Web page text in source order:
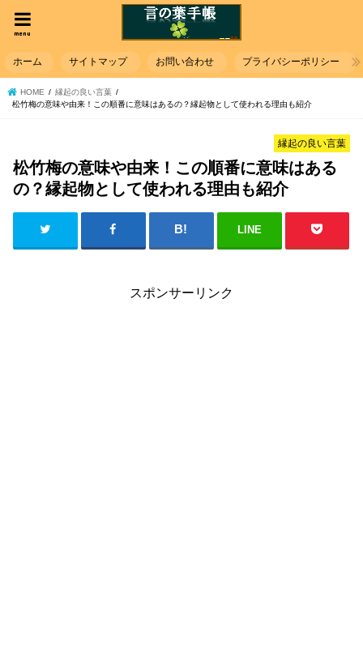
menu
ホーム サイトマップ お問い合わせ プライバシーポリシー
HOME
縁起の良い言葉
松竹梅の意味や由来！この順番に意味はあるの？縁起物として使われる理由も紹介
縁起の良い言葉
松竹梅の意味や由来！この順番に意味はある
の？縁起物として使われる理由も紹介
LINE
スポンサーリンク